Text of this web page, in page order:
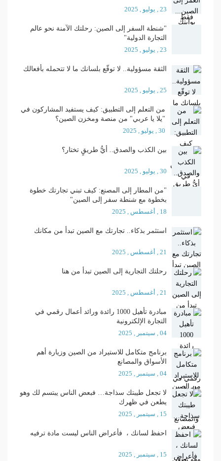
23 , يوليو , 2025
"شنطة السفر إلى الصين: رحلتك الآمنة نحو عالم
التجارة الدولية"
23 , يوليو , 2025
الثقة مسؤولية.. لا توقّع بلسانك ما لا تتحمله بأفعالك
25 , يوليو , 2025
من التعلم إلى التطبيق: كيف يستفيد المشاركون في
"يلا يا عربي" من منصة ومخزن الصين؟
30 , يوليو , 2025
بين الكذب والصدق.. أيُّ طريقٍ تختار؟
30 , يوليو , 2025
"من المطار إلى المصنع: كيف تبني تجارتك خطوة
بخطوة مع شنطة سفر إلى الصين"
18 , أغسطس , 2025
استثمر بذكاء.. تجارتك مع الصين تبدأ من مكانك
21 , أغسطس , 2025
رحلتك التجارية إلى الصين تبدأ من هنا
21 , أغسطس , 2025
مبادرة تأهيل 1000 رائدة ورائد أعمال رقمي في
التجارة الإلكترونية
04 , سيتمبر , 2025
برنامج متكامل للاستيراد من الصين وزيارة أهم
الأسواق والمصانع
04 , سيتمبر , 2025
لا تجعل طيبتك سذاجة… فبعض الناس يبتسم لك وهو
يطعن في ظهرك
15 , سيتمبر , 2025
احفظ لسانك ، فأعراض الناس ليست مادة ترفيه
15 , سيتمبر , 2025